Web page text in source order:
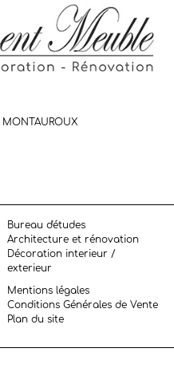
MONTAUROUX
Bureau d'études
Architecture et rénovation
Décoration interieur /
exterieur
Mentions légales
Conditions Générales de Vente
Plan du site